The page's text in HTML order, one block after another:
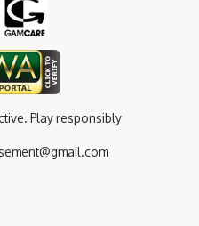
Play responsibly